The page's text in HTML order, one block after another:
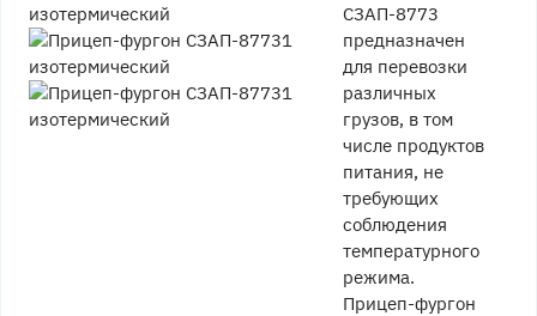
СЗАП-8773
предназначен
для перевозки
различных
грузов, в том
числе продуктов
питания, не
требующих
соблюдения
температурного
режима.
Прицеп-фургон